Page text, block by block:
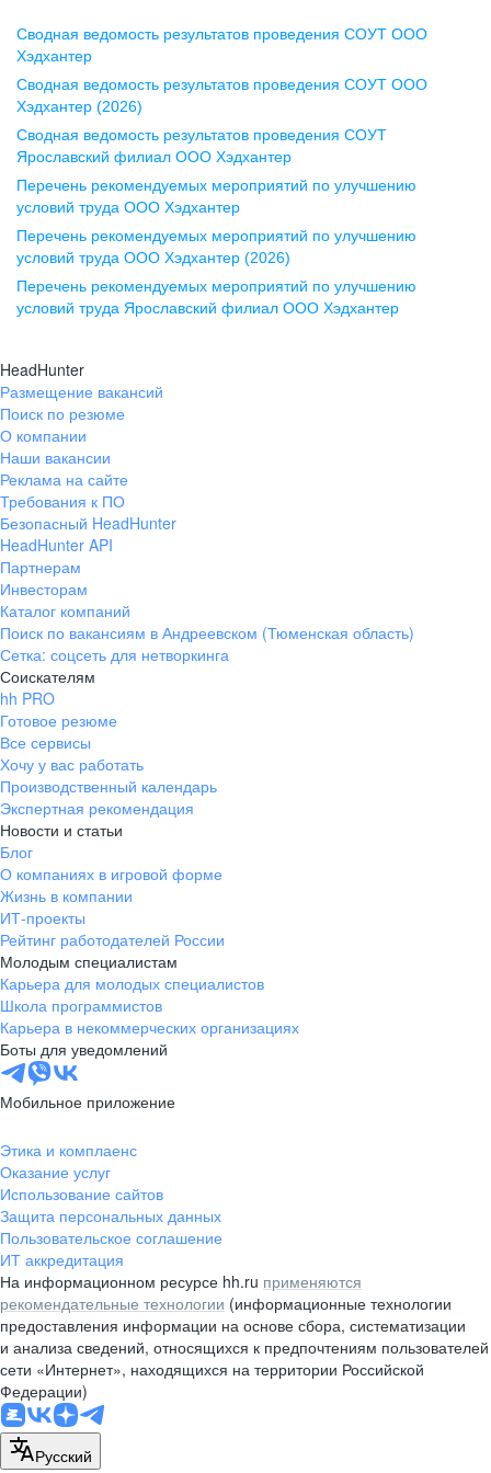
Воронеж
ул. Комиссаржевской, д. 10,
офис 1212
+7 473 280-05-05
pr@vrn.hh.ru
ул. Спартаковская, д. 2А, этаж 3,
помещение 15
+7 843 212-12-50
Екатеринбург
ул. Боевых Дружин, стр. 20,
+7 343 226-79-99
pr@ural.hh.ru
ул. Янковского, д. 169, 7 этаж,
706 каб.
+7 861 205-55-57
pr@krd.hh.ru
Владивосток
пер. Ланинский д. 4, офис 3.4
+7 423 202-33-28
pr@dv.hh.ru
Новосибирск
ул. Большевистская, д. 35,
помещение 21
+7 383 207-94-64
pr@nsk.hh.ru
Минск
пр-т Дзержинского, д. 57,
10 этаж, помещение 45-1
pr@rabota.by
Алматы
пр. Абая, д. 151, БЦ Алатау,
12 этаж, офис 1209
+7 727 232-13-13
pr@headhunter.com.kz
Сводная ведомость результатов проведения СОУТ ООО
Хэдхантер
Сводная ведомость результатов проведения СОУТ ООО
Хэдхантер (2026)
Сводная ведомость результатов проведения СОУТ
Ярославский филиал ООО Хэдхантер
Перечень рекомендуемых мероприятий по улучшению
условий труда ООО Хэдхантер
Перечень рекомендуемых мероприятий по улучшению
условий труда ООО Хэдхантер (2026)
Перечень рекомендуемых мероприятий по улучшению
условий труда Ярославский филиал ООО Хэдхантер
HeadHunter
Размещение вакансий
Поиск по резюме
О компании
Наши вакансии
Реклама на сайте
Требования к ПО
Безопасный HeadHunter
HeadHunter API
Партнерам
Инвесторам
Каталог компаний
Поиск по вакансиям в Андреевском (Тюменская область)
Сетка: соцсеть для нетворкинга
Соискателям
hh PRO
Готовое резюме
Все сервисы
Хочу у вас работать
Производственный календарь
Экспертная рекомендация
Новости и статьи
Блог
О компаниях в игровой форме
Жизнь в компании
ИТ-проекты
Рейтинг работодателей России
Молодым специалистам
Карьера для молодых специалистов
Школа программистов
Карьера в некоммерческих организациях
Боты для уведомлений
Мобильное приложение
Этика и комплаенс
Оказание услуг
Использование сайтов
Защита персональных данных
Пользовательское соглашение
ИТ аккредитация
На информационном ресурсе hh.ru применяются
рекомендательные технологии (информационные технологии
предоставления информации на основе сбора, систематизации
и анализа сведений, относящихся к предпочтениям пользователей
сети «Интернет», находящихся на территории Российской
Федерации)
Русский